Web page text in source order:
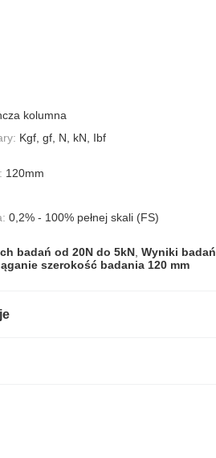
kolumna
Kgf, gf, N, kN, Ibf
120mm
0,2% - 100% pełnej skali (FS)
badań od 20N do 5kN Wyniki badań
szerokość badania 120 mm